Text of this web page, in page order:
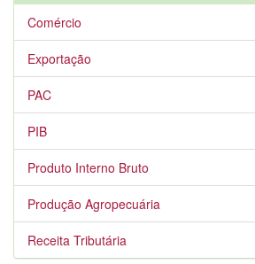
Comércio
Exportação
PAC
PIB
Produto Interno Bruto
Produção Agropecuária
Receita Tributária